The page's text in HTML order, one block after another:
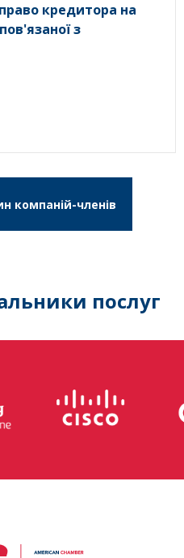
право кредитора на
з
компаній-членів
послуг